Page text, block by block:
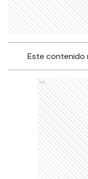
Este contenido
Ads